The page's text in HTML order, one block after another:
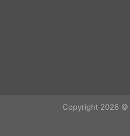
Copyright 2026 ©